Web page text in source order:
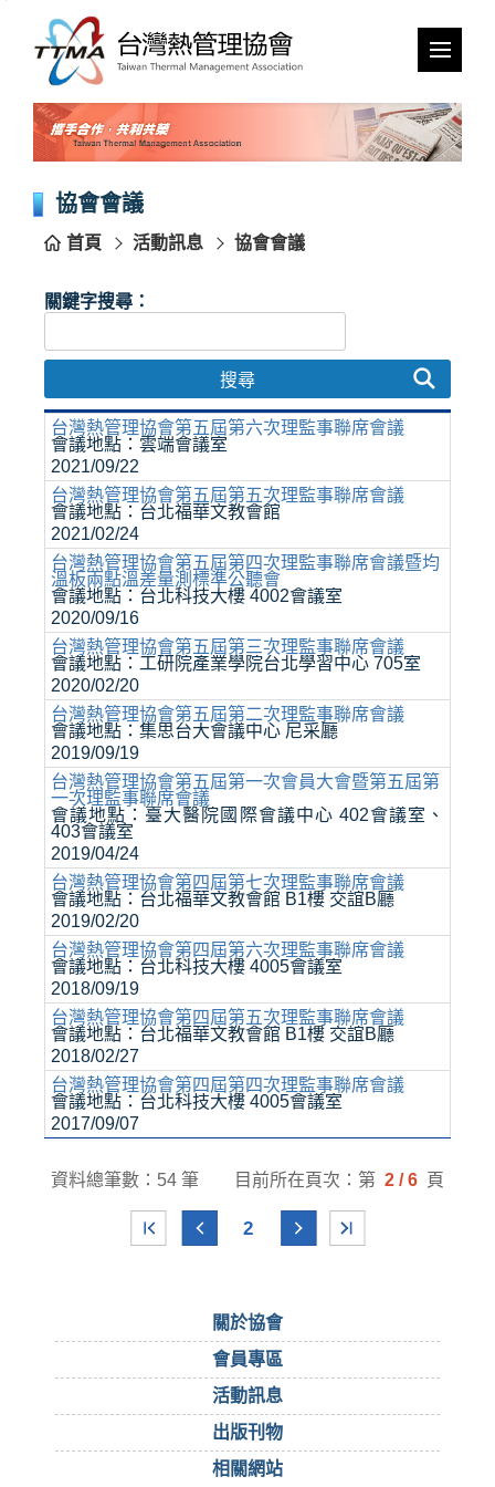
跳
協會會議
首頁 活動訊息 協會會議
關鍵字搜尋：
搜尋
台灣熱管理協會第五屆第六次理監事聯席會議
會議地點：雲端會議室
2021/09/22
台灣熱管理協會第五屆第五次理監事聯席會議
會議地點：台北福華文教會館
2021/02/24
台灣熱管理協會第五屆第四次理監事聯席會議暨均
溫板兩點溫差量測標準公聽會
會議地點：台北科技大樓 4002會議室
2020/09/16
台灣熱管理協會第五屆第三次理監事聯席會議
會議地點：工研院產業學院台北學習中心 705室
2020/02/20
台灣熱管理協會第五屆第二次理監事聯席會議
會議地點：集思台大會議中心 尼采廳
2019/09/19
台灣熱管理協會第五屆第一次會員大會暨第五屆第
一次理監事聯席會議
會議地點：臺大醫院國際會議中心 402會議室、
403會議室
2019/04/24
台灣熱管理協會第四屆第七次理監事聯席會議
會議地點：台北福華文教會館 B1樓 交誼B廳
2019/02/20
台灣熱管理協會第四屆第六次理監事聯席會議
會議地點：台北科技大樓 4005會議室
2018/09/19
台灣熱管理協會第四屆第五次理監事聯席會議
會議地點：台北福華文教會館 B1樓 交誼B廳
2018/02/27
台灣熱管理協會第四屆第四次理監事聯席會議
會議地點：台北科技大樓 4005會議室
2017/09/07
資料總筆數：54 筆 目前所在頁次：第 2 / 6 頁
2
關於協會
會員專區
活動訊息
出版刊物
相關網站